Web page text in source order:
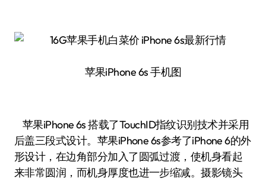
苹果iPhone 6s 手机图
苹果iPhone 6s 搭载了TouchID指纹识别技术并采用
后盖三段式设计。苹果iPhone 6s参考了iPhone 6的外
形设计，在边角部分加入了圆弧过渡，使机身看起
来非常圆润，而机身厚度也进一步缩减。摄影镜头